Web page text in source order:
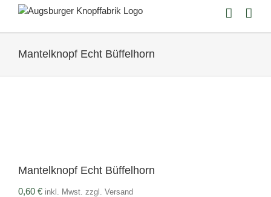
Mantelknopf Echt Büffelhorn
Mantelknopf Echt Büffelhorn
0,60 € inkl. Mwst. zzgl. Versand